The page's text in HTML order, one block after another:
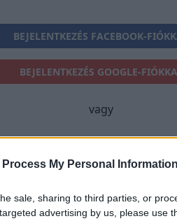
Process My Personal Information
sale, sharing to third parties, or
advertising by us, please use
BEJELENTKEZÉS FACEBOOK-
BEJELENTKEZÉS GOOGLE-
vagy